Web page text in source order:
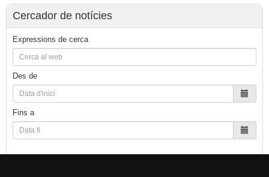
Cercador de notícies
Expressions de cerca
Des de
Fins a